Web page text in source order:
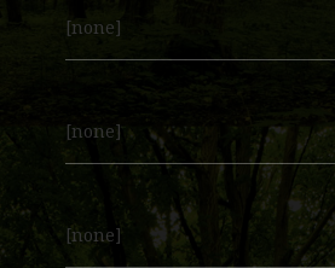
[none]
[none]
[none]